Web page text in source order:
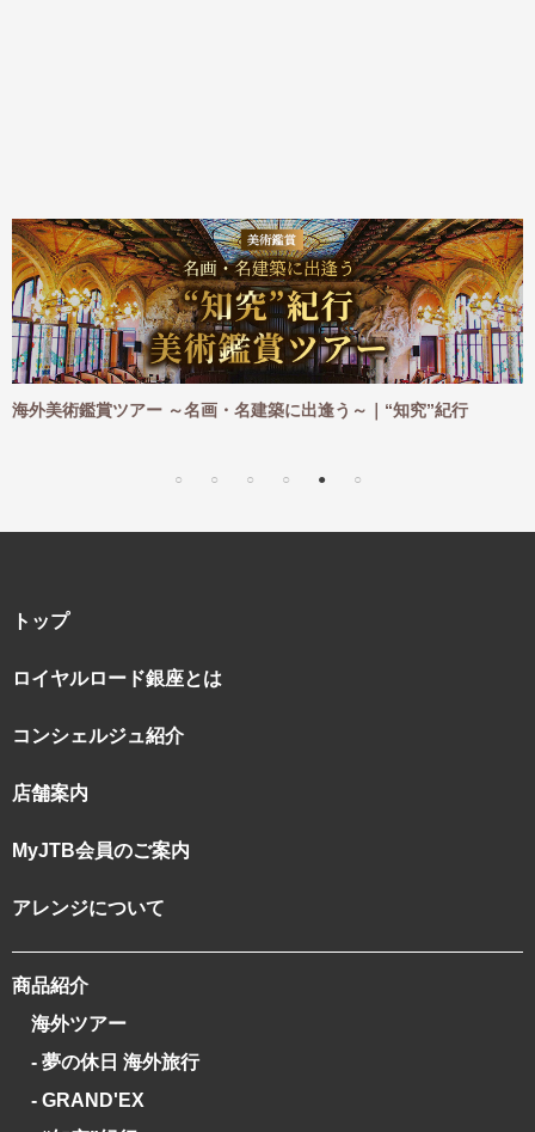
ー ～名画・名建築に出逢う～｜“知究”紀行
海外ハイキングツ
トップ
ロイヤルロード銀座とは
コンシェルジュ紹介
店舗案内
MyJTB会員のご案内
アレンジについて
商品紹介
海外ツアー
- 夢の休日 海外旅行
- GRAND'EX